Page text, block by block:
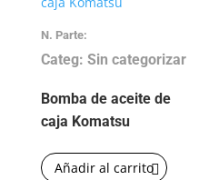
N. Parte:
Categ: Sin categorizar
Bomba de aceite de
caja Komatsu
Añadir al carrito